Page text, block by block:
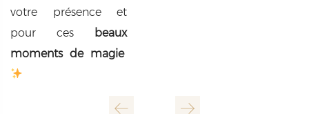
votre présence et
pour ces
beaux
moments de magie